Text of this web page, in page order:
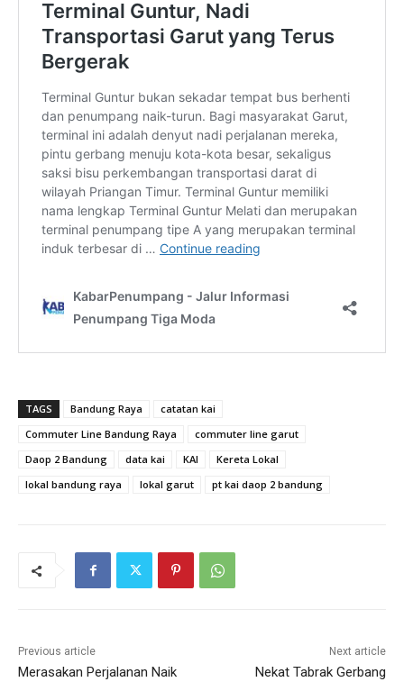
TAGS Bandung Raya
catatan kai
Commuter Line Bandung Raya
commuter line garut
Daop 2 Bandung
data kai KAI
Kereta Lokal
lokal bandung raya
lokal garut pt kai daop 2 bandung
Previous article
Merasakan Perjalanan Naik
Next article
Nekat Tabrak Gerbang